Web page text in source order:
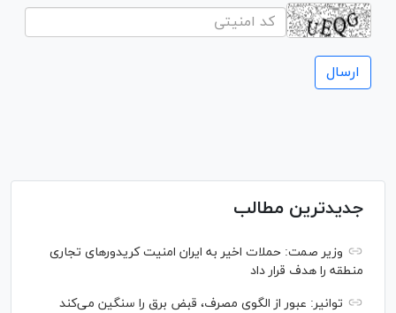
جدیدترین مطالب
وزیر صمت: حملات اخیر به ایران امنیت کریدورهای تجاری
منطقه را هدف قرار داد
توانیر: عبور از الگوی مصرف، قبض برق را سنگین می‌کند